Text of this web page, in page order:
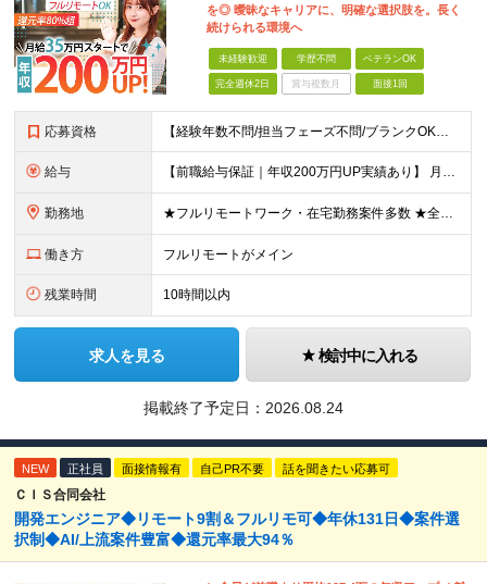
を◎ 曖昧なキャリアに、明確な選択肢を。長く
続けられる環境へ
未経験歓迎 学歴不問 ベテランOK
完全週休2日 賞与複数月 面接1回
応募資格 【経験年数不問/担当フェーズ不問/ブランクOK】 ◆何らかの開発経験がある方（1年未満でもOK！） ◎業種未経験歓迎！ ◎学歴不問 ◎20代～50代まで幅広く活躍中！ ◎人柄重視の採用です♪ ＼
給与 【前職給与保証｜年収200万円UP実績あり】 月給35万円～103万円 ＜年収アップ事例＞ エンジニア：入社1年目 経験3年 月給46万円（諸手当含めず）※前職から月給16万円アップ エンジニア
勤務地 ★フルリモートワーク・在宅勤務案件多数 ★全国各地にプロジェクトあり ★希望を考慮・転居を伴う転勤は無し・在宅ワークOK ★東京・大阪に加えて、2023年1月に札幌・名古屋・福岡OPEN！ 【本社
働き方 フルリモートがメイン
残業時間 10時間以内
求人を見る 検討中に入れる
掲載終了予定日： 2026.08.24
NEW 正社員 面接情報有 自己PR不要 話を聞きたい応募可
ＣＩＳ合同会社
開発エンジニア◆リモート9割＆フルリモ可◆年休131日◆案件選
択制◆AI/上流案件豊富◆還元率最大94％